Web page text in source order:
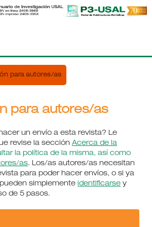
para autores/as
para autores/as
un envío a esta revista? Le
revise la sección Acerca de la
la política de la misma, así como
as. Los/as autores/as necesitan
para poder hacer envíos, o si ya
simplemente identificarsey
de 5 pasos.